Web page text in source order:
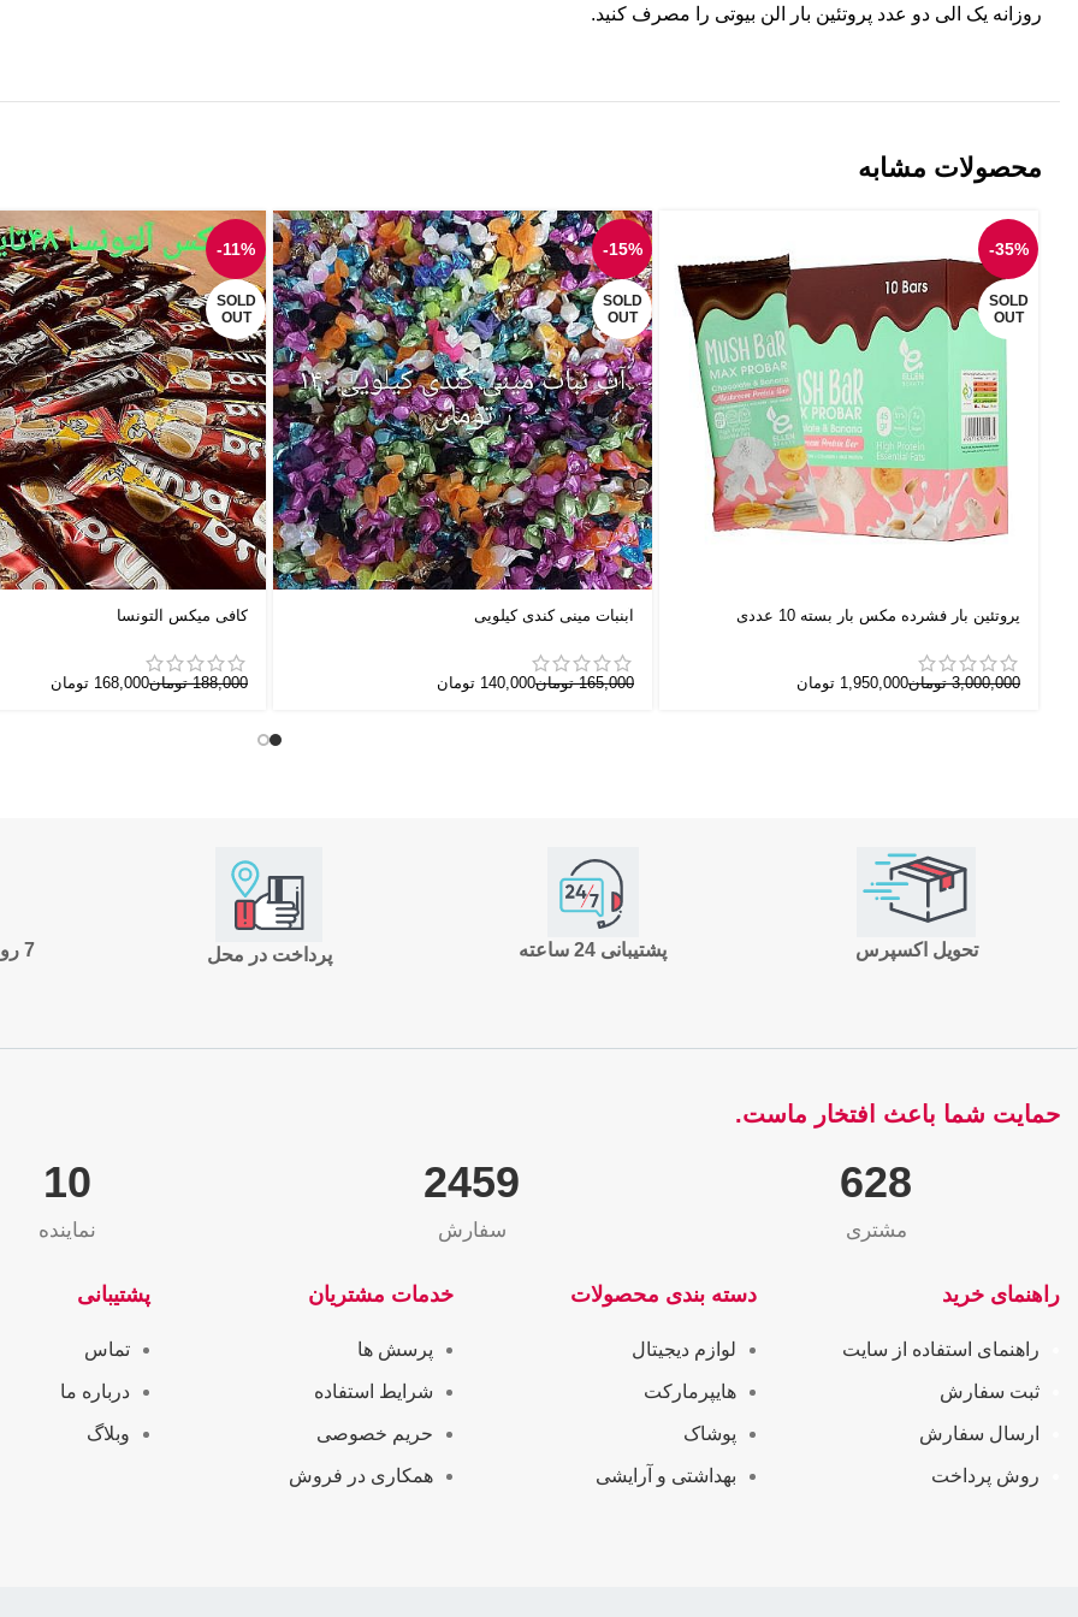
روزانه یک الی دو عدد پروتئین بار الن بیوتی را مصرف کنید.
محصولات مشابه
-35%
SOLD
OUT
پروتئین بار فشرده مکس بار بسته 10 عددی
3,000,000 تومان1,950,000 تومان
-15%
SOLD
OUT
آبنبات مینی کندی کیلویی
165,000 تومان140,000 تومان
-11%
SOLD
OUT
کافی میکس آلتونسا
188,000 تومان168,000 تومان
7 روز ضمانت بازگشت پرداخت در محل پشتیبانی 24 ساعته تحویل اکسپرس
حمایت شما باعث افتخار ماست.
10
نماینده
2565
سفارش
655
مشتری
پشتیبانی
تماس
درباره ما
وبلاگ
خدمات مشتریان
پرسش ها
شرایط استفاده
حریم خصوصی
همکاری در فروش
دسته بندی محصولات
لوازم دیجیتال
هایپرمارکت
پوشاک
بهداشتی و آرایشی
راهنمای خرید
راهنمای استفاده از سایت
ثبت سفارش
ارسال سفارش
روش پرداخت